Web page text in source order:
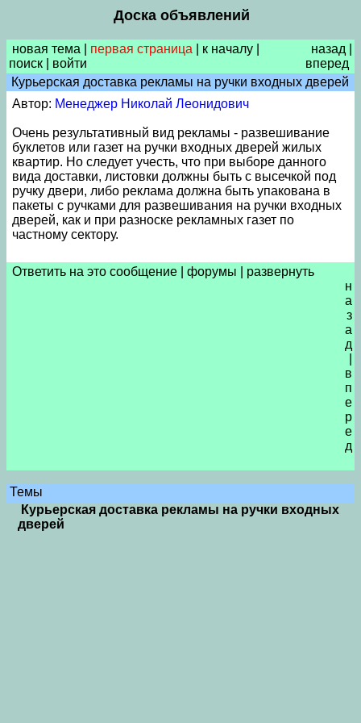
Доска объявлений
новая тема первая страница к началу
поиск
войти
назад
вперед
Курьерская доставка рекламы на ручки входных дверей
Автор: Менеджер Николай Леонидович
Очень результативный вид рекламы - развешивание
буклетов или газет на ручки входных дверей жилых
квартир. Но следует учесть, что при выборе данного
вида доставки, листовки должны быть с высечкой под
ручку двери, либо реклама должна быть упакована в
пакеты с ручками для развешивания на ручки входных
дверей, как и при разноске рекламных газет по
частному сектору.
Ответить на это сообщение форумы
развернуть
н
а
з
а
д
в
п
е
р
е
д
Темы
Курьерская доставка рекламы на ручки входных
дверей